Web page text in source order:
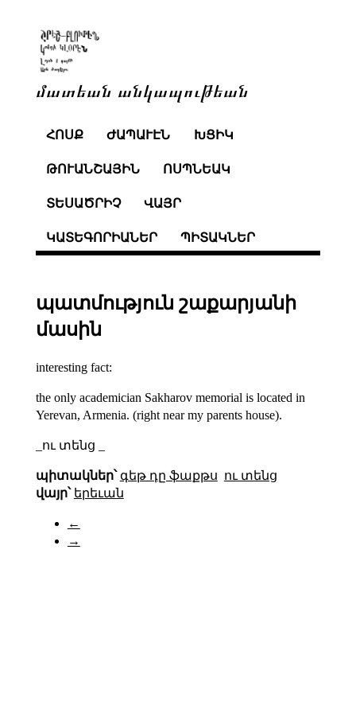
մատեան անկապութեան
ՀՈՍՔ ԺԱՊԱՒԷՆ ԽՑԻԿ
ԹՈՒԱՆՇԱՅԻՆ ՈՍՊՆԵԱԿ
ՏԵՍԱԾՐԻՉ ՎԱՅՐ
ԿԱՏԵԳՈՐԻԱՆԵՐ ՊԻՏԱԿՆԵՐ
պատմություն շաքարյանի
մասին
interesting fact:
the only academician Sakharov memorial is located in
Yerevan, Armenia. (right near my parents house).
_ու տենց _
պիտակներ՝ գեթ դը ֆաքթս ու տենց
վայր՝ երեւան
←
→